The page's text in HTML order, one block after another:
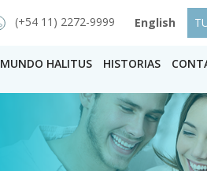
(+54 11) 2272-9999 English
MUNDO HALITUS HISTORIAS